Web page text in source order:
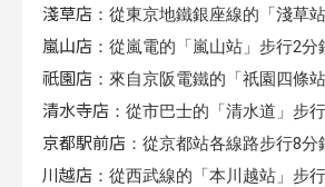
淺草店 ：從東京地鐵銀座線的「淺草
嵐山店 ：從嵐電的「嵐山站」步行2分
祇園店 ：來自京阪電鐵的「祇園四條
清水寺店 ：從市巴士的「清水道」步
京都駅前店 ：從京都站各線路步行8分
川越店 ：從西武線的「本川越站」步